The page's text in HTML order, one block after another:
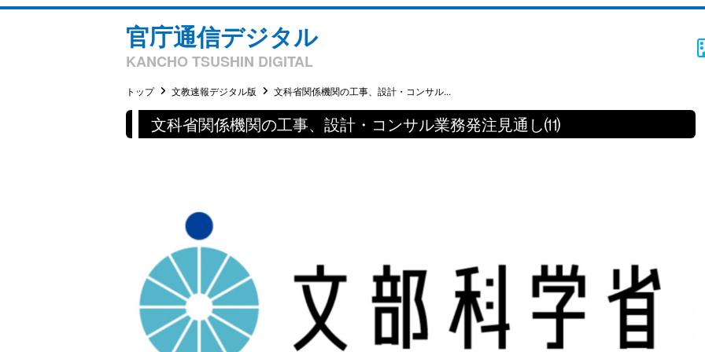
官庁通信デジタル
KANCHO TSUSHIN DIGITAL
トップ 文教速報デジタル版 文科省関係機関の工事、設計・コンサル...
文科省関係機関の工事、設計・コンサル業務発注見通し⑾